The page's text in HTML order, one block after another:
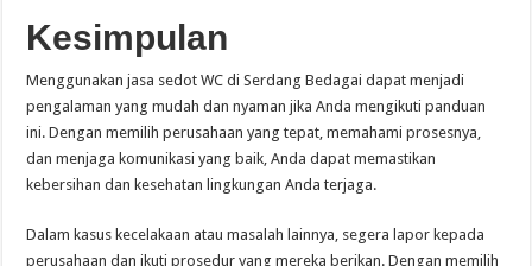
Kesimpulan
Menggunakan jasa sedot WC di Serdang Bedagai dapat menjadi
pengalaman yang mudah dan nyaman jika Anda mengikuti panduan
ini. Dengan memilih perusahaan yang tepat, memahami prosesnya,
dan menjaga komunikasi yang baik, Anda dapat memastikan
kebersihan dan kesehatan lingkungan Anda terjaga.
Dalam kasus kecelakaan atau masalah lainnya, segera lapor kepada
perusahaan dan ikuti prosedur yang mereka berikan. Dengan memilih